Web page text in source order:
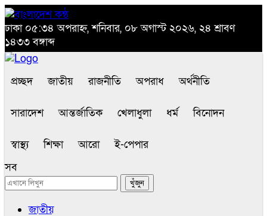
ঢাকা ০৫:৩৪ অপরাহ্ন, শনিবার, ০৮ অগাস্ট ২০২৬, ২৪ শ্রাবণ
১৪৩৩ বঙ্গাব্দ
প্রচ্ছদ জাতীয় রাজনীতি অপরাধ অর্থনীতি
সারাদেশ আন্তর্জাতিক খেলাধুলা ধর্ম বিনোদন
স্বাস্থ্য শিক্ষা আরো
ই-পেপার
সব
জাতীয়